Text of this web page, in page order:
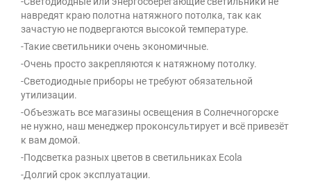
навредят краю полотна натяжного потолка, так как
зачастую не подвергаются высокой температуре.
-Такие светильники очень экономичные.
-Очень просто закрепляются к натяжному потолку.
-Светодиодные приборы не требуют обязательной
утилизации.
-Объезжать все магазины освещения в Солнечногорске
не нужно, наш менеджер проконсультирует и всё привезёт
к вам домой.
-Подсветка разных цветов в светильниках Ecola
-Долгий срок эксплуатации.